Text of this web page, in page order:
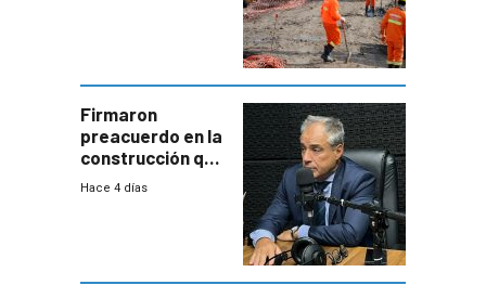
a revisar
proyectos
Firmaron
preacuerdo en la
construcción que
comprende
Hace 4 días